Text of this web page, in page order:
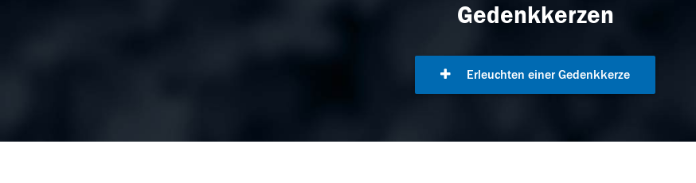
Gedenkkerzen
Erleuchten einer Gedenkkerze